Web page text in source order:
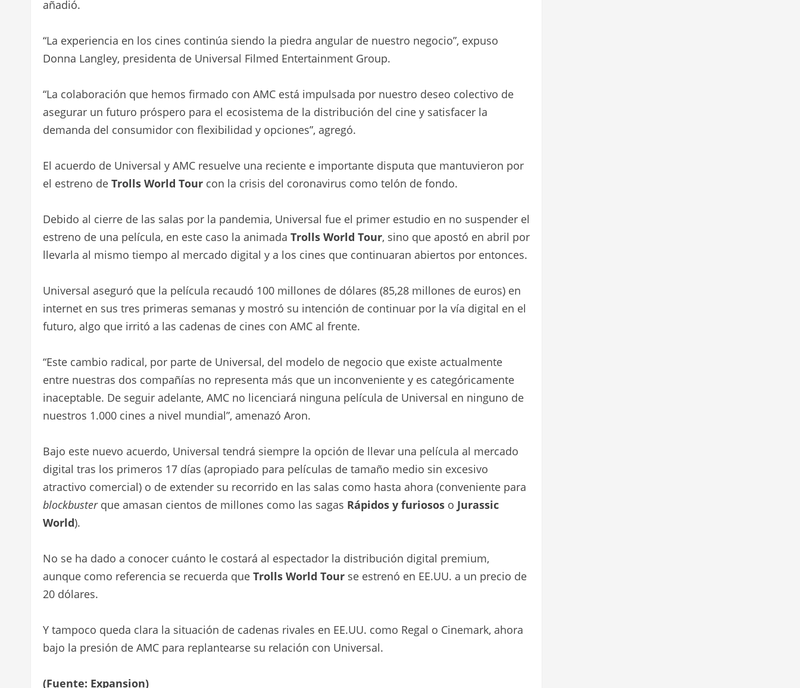
añadió.
“La experiencia en los cines continúa siendo la piedra angular de nuestro negocio”, expuso
Donna Langley, presidenta de Universal Filmed Entertainment Group.
“La colaboración que hemos firmado con AMC está impulsada por nuestro deseo colectivo de
asegurar un futuro próspero para el ecosistema de la distribución del cine y satisfacer la
demanda del consumidor con flexibilidad y opciones”, agregó.
El acuerdo de Universal y AMC resuelve una reciente e importante disputa que mantuvieron por
el estreno de Trolls World Tour con la crisis del coronavirus como telón de fondo.
Debido al cierre de las salas por la pandemia, Universal fue el primer estudio en no suspender el
estreno de una película, en este caso la animada Trolls World Tour, sino que apostó en abril por
llevarla al mismo tiempo al mercado digital y a los cines que continuaran abiertos por entonces.
Universal aseguró que la película recaudó 100 millones de dólares (85,28 millones de euros) en
internet en sus tres primeras semanas y mostró su intención de continuar por la vía digital en el
futuro, algo que irritó a las cadenas de cines con AMC al frente.
“Este cambio radical, por parte de Universal, del modelo de negocio que existe actualmente
entre nuestras dos compañías no representa más que un inconveniente y es categóricamente
inaceptable. De seguir adelante, AMC no licenciará ninguna película de Universal en ninguno de
nuestros 1.000 cines a nivel mundial”, amenazó Aron.
Bajo este nuevo acuerdo, Universal tendrá siempre la opción de llevar una película al mercado
digital tras los primeros 17 días (apropiado para películas de tamaño medio sin excesivo
atractivo comercial) o de extender su recorrido en las salas como hasta ahora (conveniente para
blockbusterque amasan cientos de millones como las sagas Rápidos y furiosos o Jurassic
World).
No se ha dado a conocer cuánto le costará al espectador la distribución digital premium,
aunque como referencia se recuerda que Trolls World Tour se estrenó en EE.UU. a un precio de
20 dólares.
Y tampoco queda clara la situación de cadenas rivales en EE.UU. como Regal o Cinemark, ahora
bajo la presión de AMC para replantearse su relación con Universal.
(Fuente: Expansion)